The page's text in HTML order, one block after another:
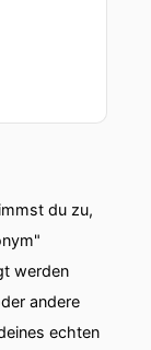
du zu,
werden
andere
echten